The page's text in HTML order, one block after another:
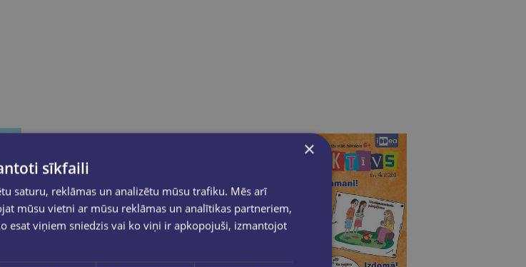
×
sīkfaili
saturu, reklāmas un analizētu mūsu trafiku. Mēs arī
mūsu vietni ar mūsu reklāmas un analītikas partneriem,
esat viņiem sniedzis vai ko viņi ir apkopojuši, izmantojot